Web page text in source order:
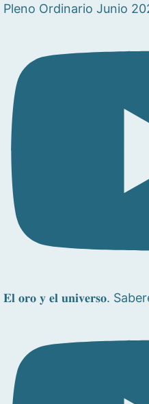
Pleno Ordinario Junio
𝐄𝐥 𝐨𝐫𝐨 𝐲 𝐞𝐥 𝐮𝐧𝐢𝐯𝐞𝐫𝐬𝐨.